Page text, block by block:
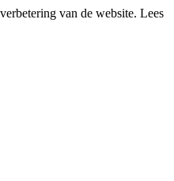
van de website. Lees